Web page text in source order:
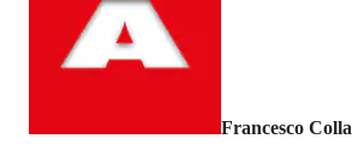
Francesco Colla